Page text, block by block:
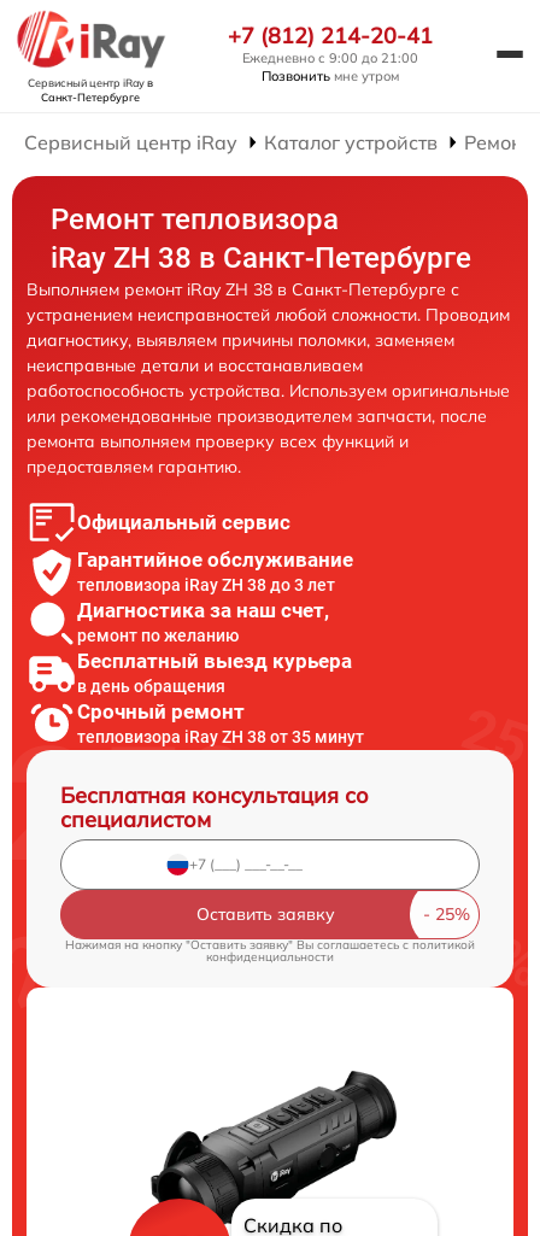
Сервисный центр iRayв
Санкт-Петербурге
+7 (812) 214-20-41
Ежедневно с 9:00 до 21:00
Позвонить мне утром
Сервисный центр iRay Каталог устройств Ремонт
Ремонт тепловизора
iRay ZH 38 в Санкт-Петербурге
Выполняем ремонт iRay ZH 38 в Санкт-Петербурге с
устранением неисправностей любой сложности. Проводим
диагностику, выявляем причины поломки, заменяем
неисправные детали и восстанавливаем
работоспособность устройства. Используем оригинальные
или рекомендованные производителем запчасти, после
ремонта выполняем проверку всех функций и
предоставляем гарантию.
Официальный сервис
Гарантийное обслуживание
тепловизора iRay ZH 38 до 3 лет
Диагностика за наш счет,
ремонт по желанию
Бесплатный выезд курьера
в день обращения
Срочный ремонт
тепловизора iRay ZH 38 от 35 минут
Бесплатная консультация со
специалистом
Оставить заявку
Нажимая на кнопку "Оставить заявку" Вы соглашаетесь cполитикой
конфиденциальности
Скидка по